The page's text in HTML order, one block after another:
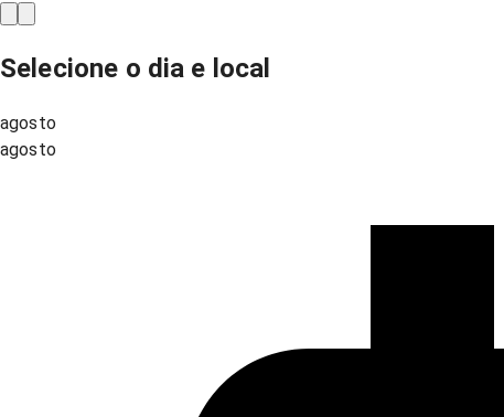
Selecione o dia e local
agosto
agosto